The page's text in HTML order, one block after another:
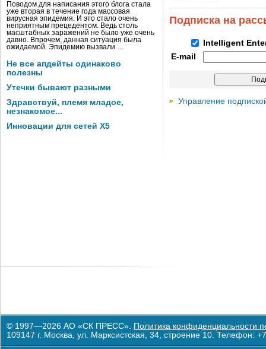
Поводом для написания этого блога стала
уже вторая в течение года массовая
вирусная эпидемия. И это стало очень
неприятным прецедентом. Ведь столь
масштабных заражений не было уже очень
давно. Впрочем, данная ситуация была
ожидаемой. Эпидемию вызвали …
Не все апдейты одинаково
полезны
Утечки бывают разными
Здравствуй, племя младое,
незнакомое...
Инновации для сетей X5
Подписка на
Intelligent
E-mail
Управление
© 1997—2026 АО «СК ПРЕСС». Политика конфиденциальности
109147 г. Москва, ул. Марксистская, 34, строение 10. Телефон: